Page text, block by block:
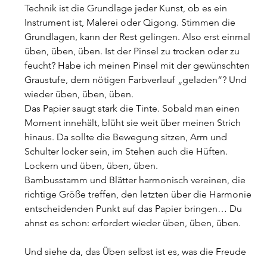
Technik ist die Grundlage jeder Kunst, ob es ein
Instrument ist, Malerei oder Qigong. Stimmen die
Grundlagen, kann der Rest gelingen. Also erst einmal
üben, üben, üben. Ist der Pinsel zu trocken oder zu
feucht? Habe ich meinen Pinsel mit der gewünschten
Graustufe, dem nötigen Farbverlauf „geladen“? Und
wieder üben, üben, üben.
Das Papier saugt stark die Tinte. Sobald man einen
Moment innehält, blüht sie weit über meinen Strich
hinaus. Da sollte die Bewegung sitzen, Arm und
Schulter locker sein, im Stehen auch die Hüften.
Lockern und üben, üben, üben.
Bambusstamm und Blätter harmonisch vereinen, die
richtige Größe treffen, den letzten über die Harmonie
entscheidenden Punkt auf das Papier bringen… Du
ahnst es schon: erfordert wieder üben, üben, üben.
Und siehe da, das Üben selbst ist es, was die Freude